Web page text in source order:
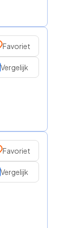
Favoriet
Vergelijk
Favoriet
Vergelijk